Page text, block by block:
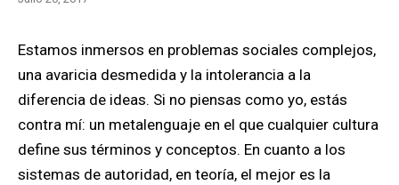
Estamos inmersos en problemas sociales complejos,
una avaricia desmedida y la intolerancia a la
diferencia de ideas. Si no piensas como yo, estás
contra mí: un metalenguaje en el que cualquier cultura
define sus términos y conceptos. En cuanto a los
sistemas de autoridad, en teoría, el mejor es la